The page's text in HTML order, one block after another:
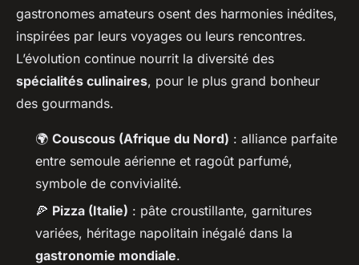
gastronomes amateurs osent des harmonies inédites,
inspirées par leurs voyages ou leurs rencontres.
L’évolution continue nourrit la diversité des
spécialités culinaires, pour le plus grand bonheur
des gourmands.
🌍 Couscous (Afrique du Nord) : alliance parfaite
entre semoule aérienne et ragoût parfumé,
symbole de convivialité.
🍕 Pizza (Italie) : pâte croustillante, garnitures
variées, héritage napolitain inégalé dans la
gastronomie mondiale.